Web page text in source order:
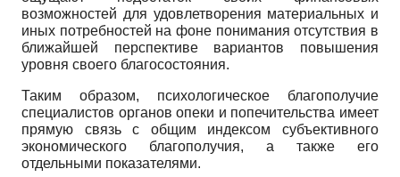
возможностей для удовлетворения материальных и
иных потребностей на фоне понимания отсутствия в
ближайшей перспективе вариантов повышения
уровня своего благосостояния.
Таким образом, психологическое благополучие
специалистов органов опеки и попечительства имеет
прямую связь с общим индексом субъективного
экономического благополучия, а также его
отдельными показателями.